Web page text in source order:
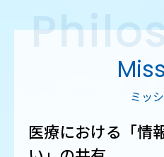
ミッ
医療における「情